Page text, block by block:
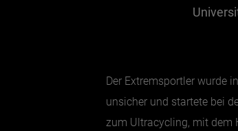
Der Extremsportler wurde
unsicher und startete bei
zum Ultracycling, mit dem